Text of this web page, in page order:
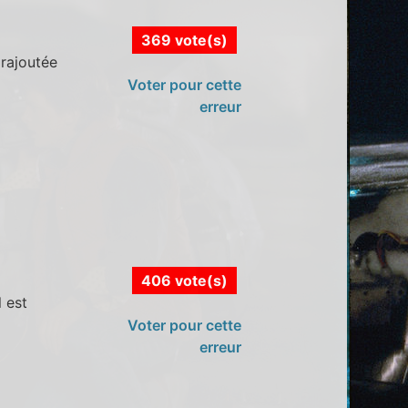
369 vote(s)
Voter pour cette
erreur
est
406 vote(s)
Voter pour cette
erreur